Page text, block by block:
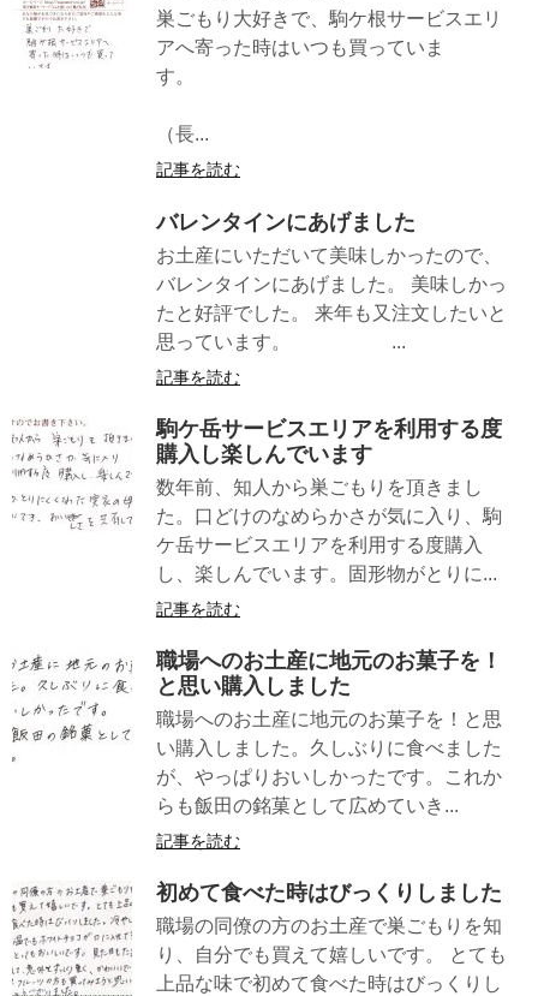
巣ごもり大好きで、駒ケ根サービスエリ
アへ寄った時はいつも買っていま
す。
（長...
記事を読む
バレンタインにあげました
お土産にいただいて美味しかったので、
バレンタインにあげました。 美味しかっ
たと好評でした。 来年も又注文したいと
思っています。 ...
記事を読む
駒ケ岳サービスエリアを利用する度
購入し楽しんでいます
数年前、知人から巣ごもりを頂きまし
た。口どけのなめらかさが気に入り、駒
ケ岳サービスエリアを利用する度購入
し、楽しんでいます。固形物がとりに...
記事を読む
職場へのお土産に地元のお菓子を！
と思い購入しました
職場へのお土産に地元のお菓子を！と思
い購入しました。久しぶりに食べました
が、やっぱりおいしかったです。これか
らも飯田の銘菓として広めていき...
記事を読む
初めて食べた時はびっくりしました
職場の同僚の方のお土産で巣ごもりを知
り、自分でも買えて嬉しいです。 とても
上品な味で初めて食べた時はびっくりし